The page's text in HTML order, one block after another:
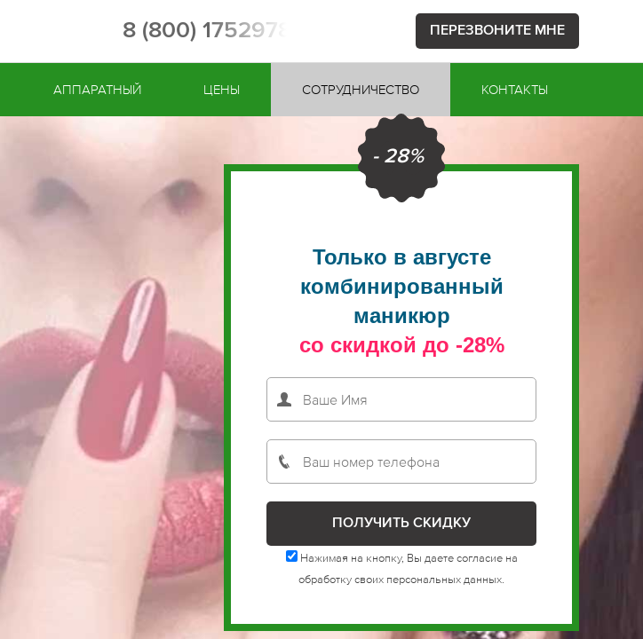
8 (800) 1752978 ПЕРЕЗВОНИТЕ МНЕ
АППАРАТНЫЙ ЦЕНЫ СОТРУДНИЧЕСТВО КОНТАКТЫ
- 28%
Только в августе
комбинированный
маникюр
со скидкой до -28%
Нажимая на кнопку, Вы даете согласие на
обработку своих персональных данных.